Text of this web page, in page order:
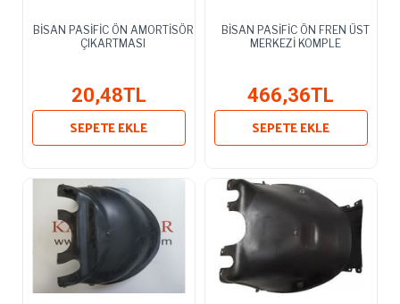
BİSAN PASİFİC ÖN AMORTİSÖR
ÇIKARTMASI
20,48TL
SEPETE EKLE
BİSAN PASİFİC ÖN FREN ÜST
MERKEZİ KOMPLE
466,36TL
SEPETE EKLE